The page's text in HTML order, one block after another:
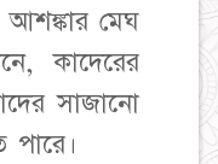
মেঘ
কাদেরের
সাজানো